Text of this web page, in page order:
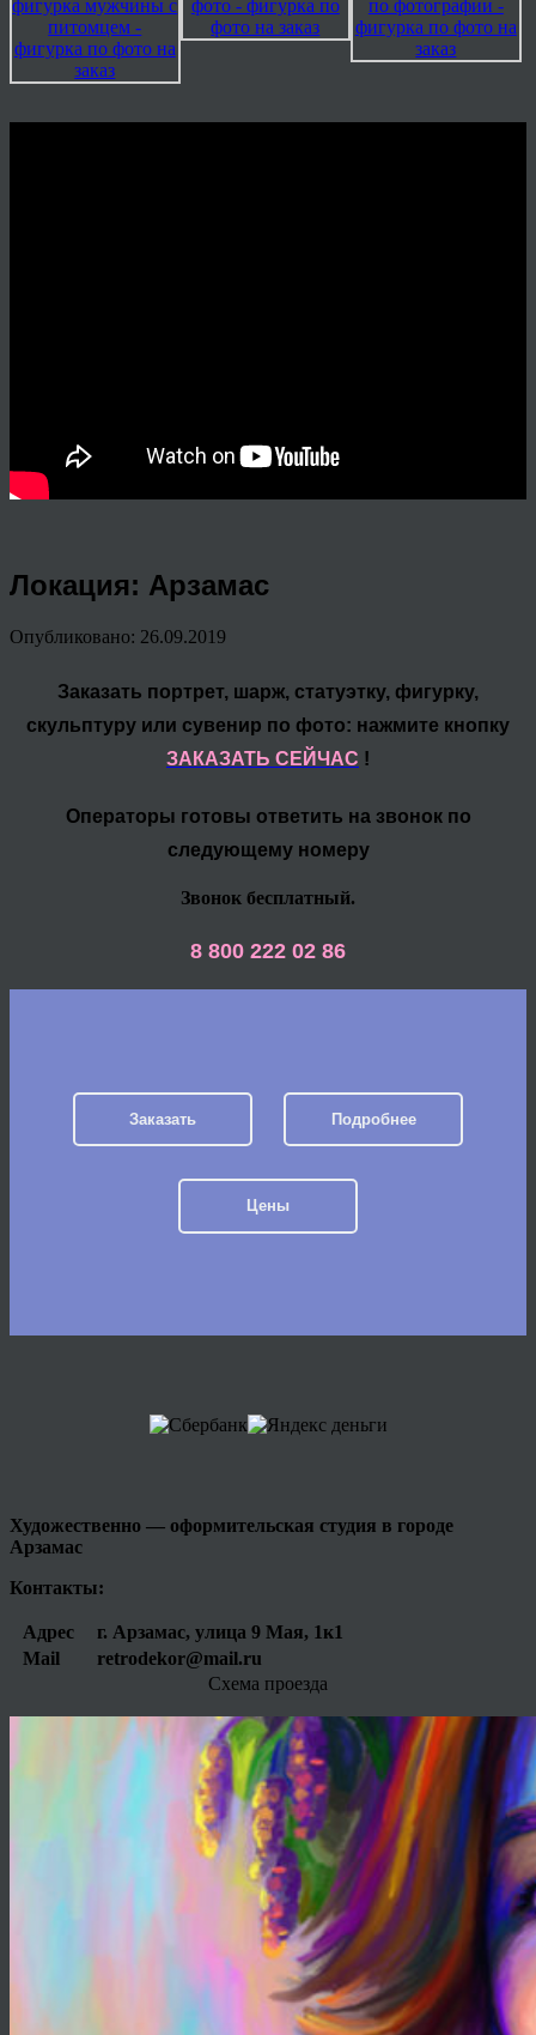
Локация: Арзамас
Опубликовано: 26.09.2019
Заказать портрет, шарж, статуэтку, фигурку,
скульптуру или сувенир по фото: нажмите кнопку
ЗАКАЗАТЬ СЕЙЧАС !
Операторы готовы ответить на звонок по
следующему номеру
Звонок бесплатный.
8 800 222 02 86
Заказать Подробнее
Цены
Художественно — оформительская студия в городе
Арзамас
Контакты:
Адрес
г. Арзамас, улица 9 Мая, 1к1
Mail
retrodekor@mail.ru
Схема проезда